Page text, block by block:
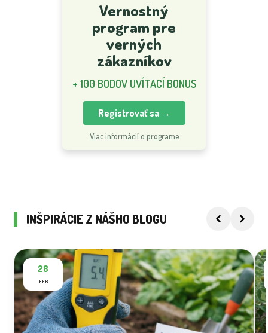
Vernostný
program pre
verných
zákazníkov
+ 100 BODOV UVÍTACÍ BONUS
Registrovať sa →
Viac informácií o programe
INŠPIRÁCIE Z NÁŠHO BLOGU
28
FEB